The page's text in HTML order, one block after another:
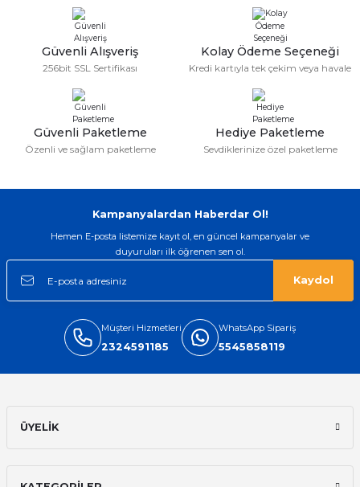
Güvenli Alışveriş
256bit SSL Sertifikası
Kolay Ödeme Seçeneği
Kredi kartıyla tek çekim veya havale
Güvenli Paketleme
Özenli ve sağlam paketleme
Hediye Paketleme
Sevdiklerinize özel paketleme
Kampanyalardan Haberdar Ol!
Hemen E-posta listemize kayıt ol, en güncel kampanyalar ve
duyuruları ilk öğrenen sen ol.
Kaydol
Müşteri Hizmetleri
2324591185
WhatsApp Sipariş
5545858119
ÜYELİK